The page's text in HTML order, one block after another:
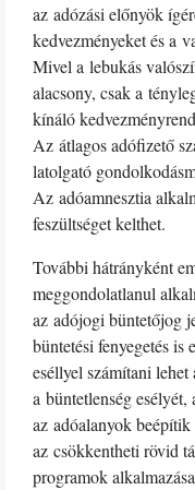
az adózási előnyök
kedvezményeket és a
Mivel a lebukás
alacsony, csak a
kínáló
Az átlagos adófizető
latolgató
Az adóamnesztia
feszültséget kelthet.
További hátrányként
meggondolatlanul
az adójogi büntetőjog
büntetési fenyegetés is
eséllyel számítani
a büntetlenség
az adóalanyok
az csökkentheti rövid
programok